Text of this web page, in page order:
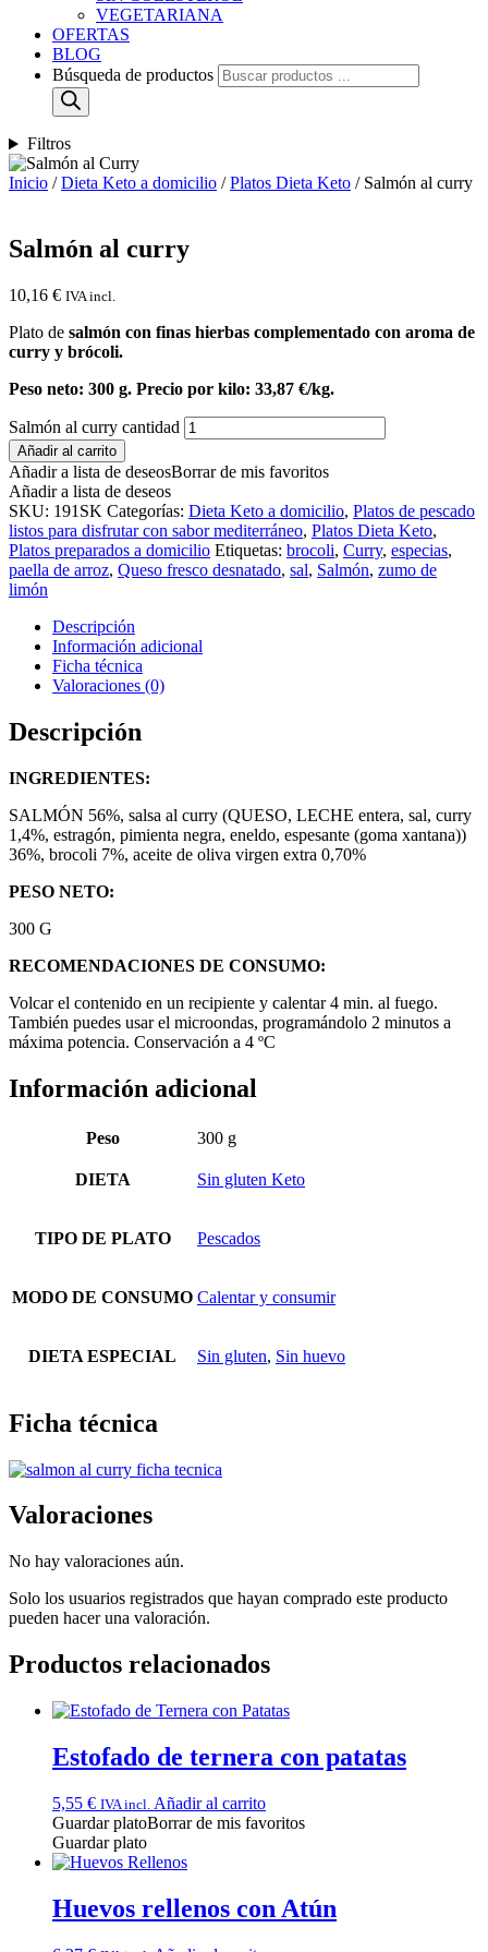
VEGETARIANA
OFERTAS
BLOG
Búsqueda de productos
Filtros
Inicio /Dieta Keto a domicilio /Platos Dieta Keto / Salmón al curry
Salmón al curry
10,16 € IVA incl.
Plato de salmón con finas hierbas complementado con aroma de
curry y brócoli.
Peso neto: 300 g. Precio por kilo: 33,87 €/kg.
Salmón al curry cantidad
Añadir al carrito
Añadir a lista de deseosBorrar de mis favoritos
Añadir a lista de deseos
SKU: 191SK Categorías: Dieta Keto a domicilio, Platos de pescado
listos para disfrutar con sabor mediterráneo, Platos Dieta Keto,
Platos preparados a domicilio Etiquetas: brocoli, Curry, especias,
paella de arroz, Queso fresco desnatado, sal, Salmón, zumo de
limón
Descripción
Información adicional
Ficha técnica
Valoraciones (0)
Descripción
INGREDIENTES:
SALMÓN 56%, salsa al curry (QUESO, LECHE entera, sal, curry
1,4%, estragón, pimienta negra, eneldo, espesante (goma xantana))
36%, brocoli 7%, aceite de oliva virgen extra 0,70%
PESO NETO:
300 G
RECOMENDACIONES DE CONSUMO:
Volcar el contenido en un recipiente y calentar 4 min. al fuego.
También puedes usar el microondas, programándolo 2 minutos a
máxima potencia. Conservación a 4 ºC
Información adicional
Peso 300 g
DIETA Sin gluten Keto
TIPO DE PLATO Pescados
MODO DE CONSUMO Calentar y consumir
DIETA ESPECIAL Sin gluten, Sin huevo
Ficha técnica
Valoraciones
No hay valoraciones aún.
Solo los usuarios registrados que hayan comprado este producto
pueden hacer una valoración.
Productos relacionados
Estofado de ternera con patatas
5,55 € IVA incl. Añadir al carrito
Guardar platoBorrar de mis favoritos
Guardar plato
Huevos rellenos con Atún